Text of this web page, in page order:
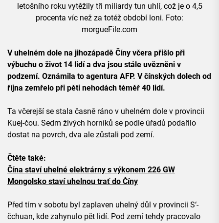
letošního roku vytěžily tři miliardy tun uhlí, což je o 4,5
procenta víc než za totéž období loni. Foto:
morgueFile.com
V uhelném dole na jihozápadě Číny včera přišlo při
výbuchu o život 14 lidí a dva jsou stále uvězněni v
podzemí. Oznámila to agentura AFP. V čínských dolech od
října zemřelo při pěti nehodách téměř 40 lidí.
Ta včerejší se stala časně ráno v uhelném dole v provincii
Kuej-čou. Sedm živých horníků se podle úřadů podařilo
dostat na povrch, dva ale zůstali pod zemí.
Čtěte také:
Čína staví uhelné elektrárny s výkonem 226 GW
Mongolsko staví uhelnou trať do Číny
Před tím v sobotu byl zaplaven uhelný důl v provincii S‘-
čchuan, kde zahynulo pět lidí. Pod zemí tehdy pracovalo